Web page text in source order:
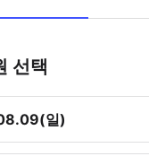
선택
일)